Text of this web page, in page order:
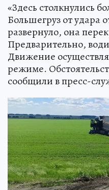
«Здесь столкнулись
Большегруз от удара
развернуло, она
Предварительно,
Движение
режиме.
сообщили в пресс-